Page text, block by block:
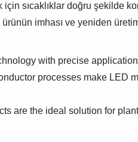
sıcaklıklar doğru şekilde
ürünün imhası ve yeniden
with precise
processes make LED
are the ideal solution for